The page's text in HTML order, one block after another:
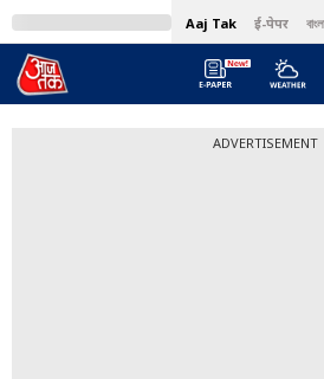
Aaj Tak ई-पेपर
ADVERTISEMENT